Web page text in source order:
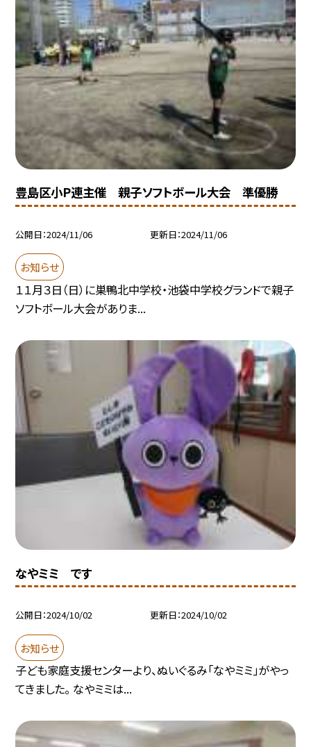
豊島区小P連主催 親子ソフトボール大会 準優勝
公開日 2024/11/06 更新日 2024/11/06
お知らせ
１１月３日（日）に巣鴨北中学校・池袋中学校グランドで親子
ソフトボール大会がありま...
なやミミ です
公開日 2024/10/02 更新日 2024/10/02
お知らせ
子ども家庭支援センターより、ぬいぐるみ「なやミミ」がやっ
てきました。 なやミミは...